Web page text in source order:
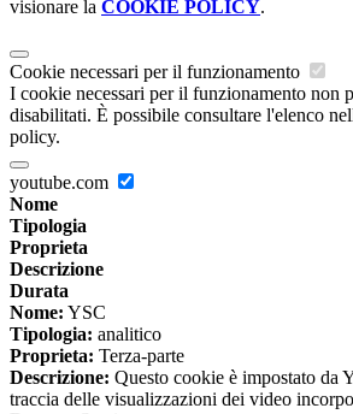
visionare la COOKIE POLICY.
Cookie necessari per il funzionamento
I cookie necessari per il funzionamento non
disabilitati. È possibile consultare l'elenco
policy.
youtube.com
Nome
Tipologia
Proprieta
Descrizione
Durata
Nome: YSC
Tipologia: analitico
Proprieta: Terza-parte
Descrizione: Questo cookie è impostato da
traccia delle visualizzazioni dei video